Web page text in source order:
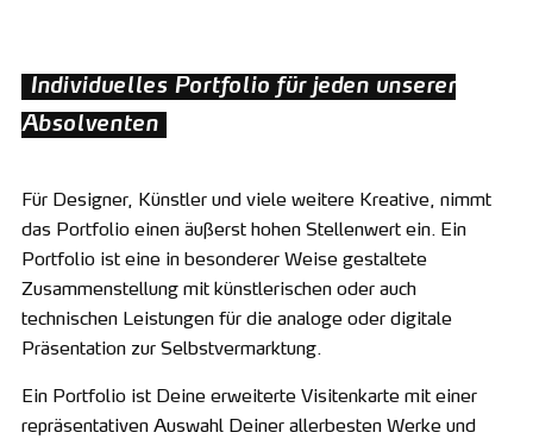
Individuelles Portfolio für jeden unserer
Absolventen
Für Designer, Künstler und viele weitere Kreative, nimmt
das Portfolio einen äußerst hohen Stellenwert ein. Ein
Portfolio ist eine in besonderer Weise gestaltete
Zusammenstellung mit künstlerischen oder auch
technischen Leistungen für die analoge oder digitale
Präsentation zur Selbstvermarktung.
Ein Portfolio ist Deine erweiterte Visitenkarte mit einer
repräsentativen Auswahl Deiner allerbesten Werke und